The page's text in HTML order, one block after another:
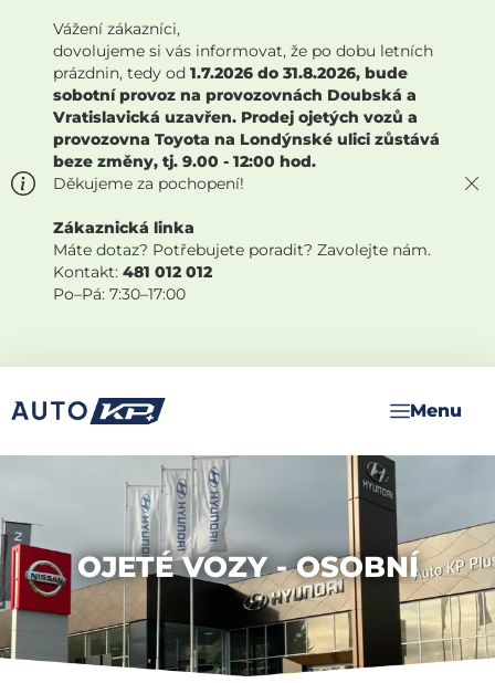
Vážení zákazníci,
dovolujeme si vás informovat, že po dobu letních
prázdnin, tedy od 1.7.2026 do 31.8.2026, bude
sobotní provoz na provozovnách Doubská a
Vratislavická uzavřen. Prodej ojetých vozů a
provozovna Toyota na Londýnské ulici zůstává
beze změny, tj. 9.00 - 12:00 hod.
Děkujeme za pochopení!
Zákaznická linka
Máte dotaz? Potřebujete poradit? Zavolejte nám.
Kontakt: 481 012 012
Po–Pá: 7:30–17:00
OJETÉ VOZY - OSOBNÍ